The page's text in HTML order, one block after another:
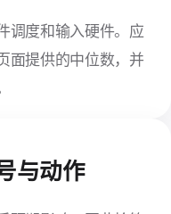
调度和输入硬件。应
面提供的中位数，并
与动作